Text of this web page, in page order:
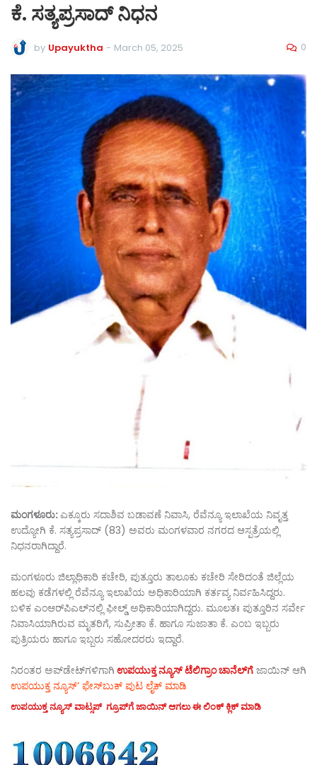
ಕೆ. ಸತ್ಯಪ್ರಸಾದ್ ನಿಧನ
by Upayuktha - March 05, 2025 0
ಮಂಗಳೂರು:ಎಕ್ಕೂರು ಸದಾಶಿವ ಬಡಾವಣೆ ನಿವಾಸಿ, ರೆವೆನ್ಯೂ ಇಲಾಖೆಯ ನಿವೃತ್ತ
ಉದ್ಯೋಗಿ ಕೆ. ಸತ್ಯಪ್ರಸಾದ್ (83) ಅವರು ಮಂಗಳವಾರ ನಗರದ ಆಸ್ಪತ್ರೆಯಲ್ಲಿ
ನಿಧನರಾಗಿದ್ದಾರೆ.
ಮಂಗಳೂರು ಜಿಲ್ಲಾಧಿಕಾರಿ ಕಚೇರಿ, ಪುತ್ತೂರು ತಾಲೂಕು ಕಚೇರಿ ಸೇರಿದಂತೆ ಜಿಲ್ಲೆಯ
ಹಲವು ಕಡೆಗಳಲ್ಲಿ ರೆವೆನ್ಯೂ ಇಲಾಖೆಯ ಅಧಿಕಾರಿಯಾಗಿ ಕರ್ತವ್ಯ ನಿರ್ವಹಿಸಿದ್ದರು.
ಬಳಿಕ ಎಂಆರ್‌ಪಿಎಲ್‌ನಲ್ಲಿ ಫೀಲ್ಡ್ ಅಧಿಕಾರಿಯಾಗಿದ್ದರು. ಮೂಲತಃ ಪುತ್ತೂರಿನ ಸರ್ವೇ
ನಿವಾಸಿಯಾಗಿರುವ ಮೃತರಿಗೆ, ಸುಪ್ರೀತಾ ಕೆ. ಹಾಗೂ ಸುಜಾತಾ ಕೆ. ಎಂಬ ಇಬ್ಬರು
ಪುತ್ರಿಯರು ಹಾಗೂ ಇಬ್ಬರು ಸಹೋದರರು ಇದ್ದಾರೆ.
ನಿರಂತರ ಅಪ್‌ಡೇಟ್‌ಗಳಿಗಾಗಿ ಉಪಯುಕ್ತ ನ್ಯೂಸ್‌ ಟೆಲಿಗ್ರಾಂ ಚಾನೆಲ್‌ಗೆ ಜಾಯಿನ್‌ ಆಗಿ
ಉಪಯುಕ್ತ ನ್ಯೂಸ್‌’ ಫೇಸ್‌ಬುಕ್ ಪುಟ ಲೈಕ್ ಮಾಡಿ
ಉಪಯುಕ್ತ ನ್ಯೂಸ್‌ ವಾಟ್ಸಪ್‌ ಗ್ರೂಪ್‌ಗೆ ಜಾಯಿನ್ ಆಗಲು ಈ ಲಿಂಕ್ ಕ್ಲಿಕ್ ಮಾಡಿ